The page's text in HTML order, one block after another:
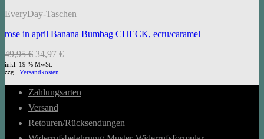
EveryDay-Taschen
rose in april Banana Bumbag CHECK, ecru/caramel
49,95€ Ursprünglicher
Preis
war:
49,95 €
34,97 €Aktueller
34,97 €.
inkl. 19 % MwSt.
zzgl. Versandkosten
Zahlungsarten
Versand
Retouren/Rücksendungen